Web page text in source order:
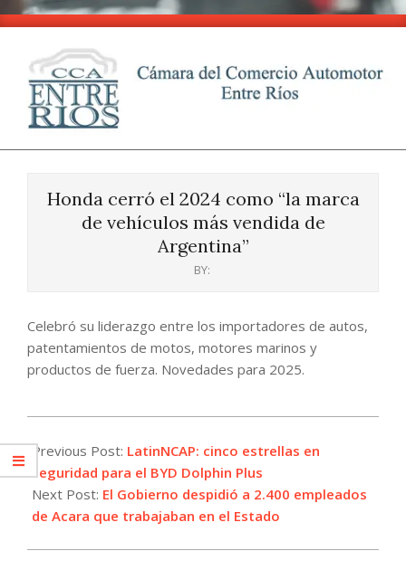
Skip
content
CCA
Entre
Honda cerró el 2024 como “la marca
de vehículos más vendida de
Argentina”
BY:
Celebró su liderazgo entre los importadores de autos,
patentamientos de motos, motores marinos y
productos de fuerza. Novedades para 2025.
12-
17
Previous Post: LatinNCAP: cinco estrellas en
seguridad para el BYD Dolphin Plus
Next Post: El Gobierno despidió a 2.400 empleados
de Acara que trabajaban en el Estado